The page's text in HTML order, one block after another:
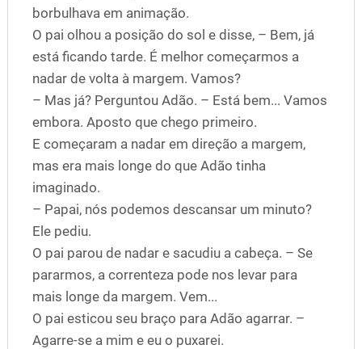
borbulhava em animação.
O pai olhou a posição do sol e disse, – Bem, já
está ficando tarde. É melhor começarmos a
nadar de volta à margem. Vamos?
– Mas já? Perguntou Adão. – Está bem... Vamos
embora. Aposto que chego primeiro.
E começaram a nadar em direção a margem,
mas era mais longe do que Adão tinha
imaginado.
– Papai, nós podemos descansar um minuto?
Ele pediu.
O pai parou de nadar e sacudiu a cabeça. – Se
pararmos, a correnteza pode nos levar para
mais longe da margem. Vem...
O pai esticou seu braço para Adão agarrar. –
Agarre-se a mim e eu o puxarei.